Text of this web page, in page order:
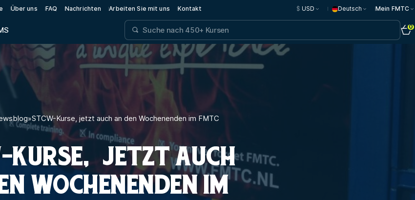
Über uns FAQ Nachrichten Arbeiten Sie mit uns Kontakt $ USD Deutsch Mein FMTC
0
»STCW-Kurse, jetzt auch an den Wochenenden im FMTC
KURSE, JETZT AUCH
WOCHENENDEN IM